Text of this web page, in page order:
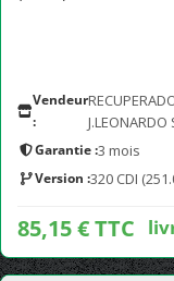
Vendeur
:
J.LEONARDO
Garantie :3 mois
Version :320 CDI
85,15 € TTC